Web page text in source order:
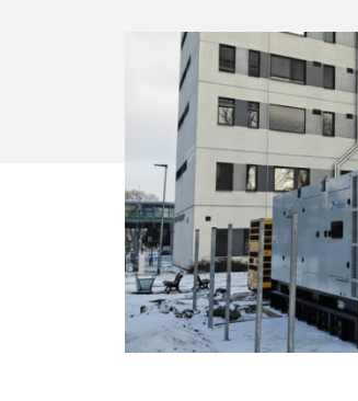
Systém včasné výstrahy
Analýza sítě
Monitoring akumulátorů
Pronájem motorgenerátorů